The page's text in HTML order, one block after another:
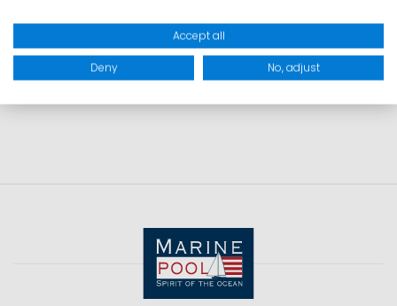
ersetzen. So lässt sich die Ausstattung flexibel an
unterschiedliche Bedingungen und Anforderungen
Accept all
Deny No, adjust